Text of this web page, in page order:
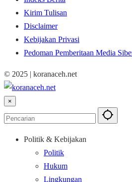
Kirim Tulisan
Disclaimer
Kebijakan Privasi
Pedoman Pemberitaan Media
© 2025 | koranaceh.net
×
Politik & Kebijakan
Politik
Hukum
Lingkungan